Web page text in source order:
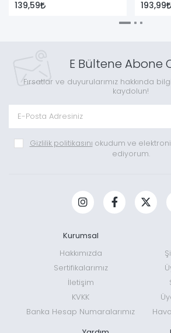
139,59 193,99
E Bültene Abone
Fırsatlar ve duyurularımız hakkında
kaydolun!
Gizlilik politikasını okudum ve
ediyorum.
Kurumsal
Hakkımızda
Sertifikalarımız
İletişim
KVKK
Banka Hesap Numaralarımız